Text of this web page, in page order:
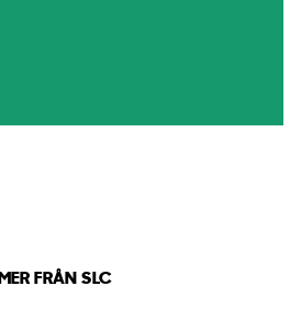
MER FRÅN SLC